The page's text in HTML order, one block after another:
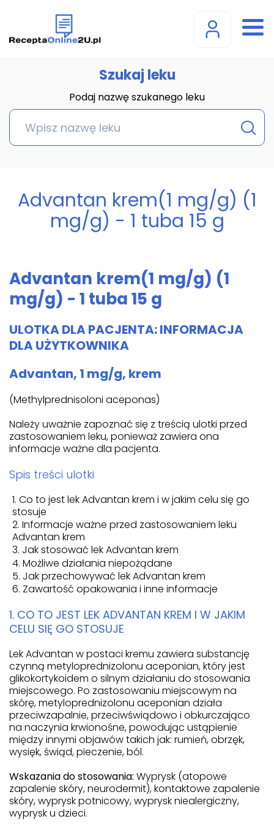
Szukaj leku
Podaj nazwę szukanego leku
Advantan krem(1 mg/g) (1
mg/g) - 1 tuba 15 g
Advantan krem(1 mg/g) (1
mg/g) - 1 tuba 15 g
ULOTKA DLA PACJENTA: INFORMACJA
DLA UŻYTKOWNIKA
Advantan, 1 mg/g, krem
(Methylprednisoloni aceponas)
Należy uważnie zapoznać się z treścią ulotki przed
zastosowaniem leku, ponieważ zawiera ona
informacje ważne dla pacjenta.
Spis treści ulotki
Co to jest lek Advantan krem i w jakim celu się go
stosuje
Informacje ważne przed zastosowaniem leku
Advantan krem
Jak stosować lek Advantan krem
Możliwe działania niepożądane
Jak przechowywać lek Advantan krem
Zawartość opakowania i inne informacje
1. CO TO JEST LEK ADVANTAN KREM I W JAKIM
CELU SIĘ GO STOSUJE
Lek Advantan w postaci kremu zawiera substancję
czynną metyloprednizolonu aceponian, który jest
glikokortykoidem o silnym działaniu do stosowania
miejscowego. Po zastosowaniu miejscowym na
skórę, metyloprednizolonu aceponian działa
przeciwzapalnie, przeciwświądowo i obkurczająco
na naczynia krwionośne, powodując ustąpienie
między innymi objawów takich jak: rumień, obrzęk,
wysięk, świąd, pieczenie, ból.
Wskazania do stosowania: Wyprysk (atopowe
zapalenie skóry, neurodermit), kontaktowe zapalenie
skóry, wyprysk potnicowy, wyprysk niealergiczny,
wyprysk u dzieci.